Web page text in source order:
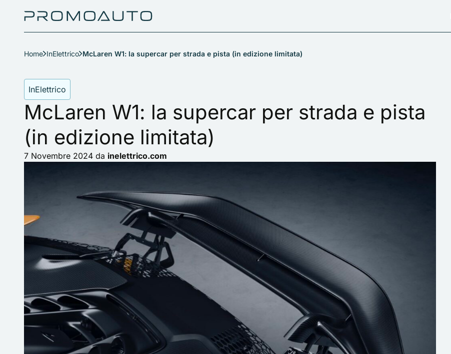
Home InElettrico McLaren W1: la supercar per strada e pista (in edizione limitata)
InElettrico
McLaren W1: la supercar per strada e pista
(in edizione limitata)
7 Novembre 2024 da inelettrico.com